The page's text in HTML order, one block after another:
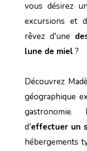
vous désirez
excursions et
rêvez d'une
lune de miel?
Découvrez
géographique
d'effectuer un
hébergements